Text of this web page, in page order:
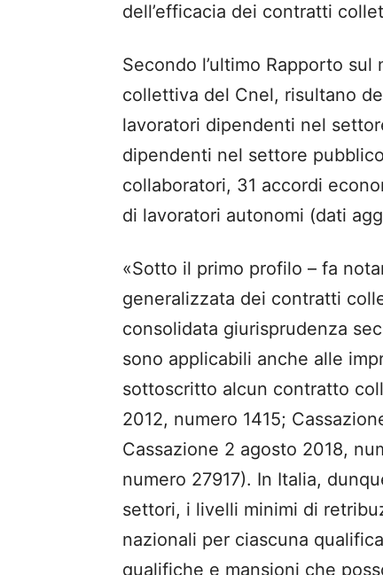
dell’efficacia dei contratti
Secondo l’ultimo Rapporto
collettiva del Cnel, risultano
lavoratori dipendenti nel
dipendenti nel settore
collaboratori, 31 accordi
di lavoratori autonomi (dati
«Sotto il primo profilo – fa
generalizzata dei contratti
consolidata giurisprudenza
sono applicabili anche alle
sottoscritto alcun contratto
2012, numero 1415;
Cassazione 2 agosto 2018,
numero 27917). In Italia,
settori, i livelli minimi di
nazionali per ciascuna
qualifiche e mansioni che